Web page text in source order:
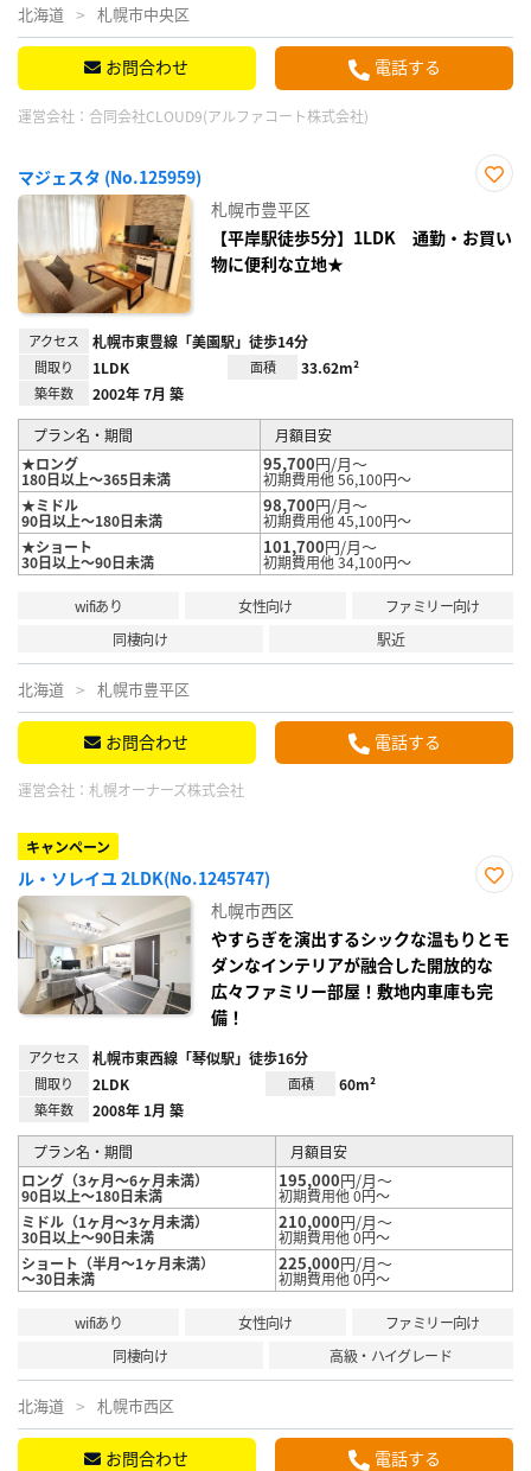
北海道 札幌市中央区
お問合わせ 電話する
運営会社： 合同会社CLOUD9(アルファコート株式会社)
マジェスタ (No.125959)
り登
録
札幌市豊平区
【平岸駅徒歩5分】1LDK 通勤・お買い
物に便利な立地★
アクセス 札幌市東豊線「美園駅」徒歩14分
間取り 1LDK 面積 33.62m²
築年数 2002年 7月 築
プラン名・期間
月額目安
★ロング
180日以上～365日未満
95,700円/月～
初期費用他 56,100円～
★ミドル
90日以上～180日未満
98,700円/月～
初期費用他 45,100円～
★ショート
30日以上～90日未満
101,700円/月～
初期費用他 34,100円～
wifiあり 女性向け
ファミリー向け
同棲向け
駅近
北海道 札幌市豊平区
お問合わせ 電話する
運営会社： 札幌オーナーズ株式会社
キャンペーン
ル・ソレイユ 2LDK(No.1245747)
り登
録
札幌市西区
やすらぎを演出するシックな温もりとモ
ダンなインテリアが融合した開放的な
広々ファミリー部屋！敷地内車庫も完
備！
アクセス 札幌市東西線「琴似駅」徒歩16分
間取り 2LDK 面積 60m²
築年数 2008年 1月 築
プラン名・期間
月額目安
ロング（3ヶ月～6ヶ月未満）
90日以上～180日未満
195,000円/月～
初期費用他 0円～
ミドル（1ヶ月～3ヶ月未満）
30日以上～90日未満
210,000円/月～
初期費用他 0円～
ショート（半月～1ヶ月未満）
～30日未満
225,000円/月～
初期費用他 0円～
wifiあり 女性向け
ファミリー向け
同棲向け
高級・ハイグレード
北海道 札幌市西区
お問合わせ 電話する